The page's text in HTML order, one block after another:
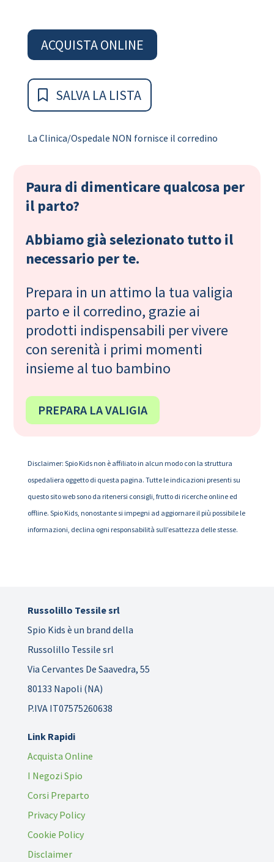
ACQUISTA ONLINE
SALVA LA LISTA
La Clinica/Ospedale NON fornisce il corredino
Paura di dimenticare qualcosa per
il parto?
Abbiamo già selezionato tutto il
necessario per te.
Prepara in un attimo la tua valigia
parto e il corredino, grazie ai
prodotti indispensabili per vivere
con serenità i primi momenti
insieme al tuo bambino
PREPARA LA VALIGIA
Disclaimer: Spio Kids non è affiliato in alcun modo con la struttura
ospedaliera oggetto di questa pagina. Tutte le indicazioni presenti su
questo sito web sono da ritenersi consigli, frutto di ricerche online ed
offline. Spio Kids, nonostante si impegni ad aggiornare il più possibile le
informazioni, declina ogni responsabilità sull’esattezza delle stesse.
Russolillo Tessile srl
Spio Kids è un brand della
Russolillo Tessile srl
Via Cervantes De Saavedra, 55
80133 Napoli (NA)
P.IVA IT07575260638
Link Rapidi
Acquista Online
I Negozi Spio
Corsi Preparto
Privacy Policy
Cookie Policy
Disclaimer